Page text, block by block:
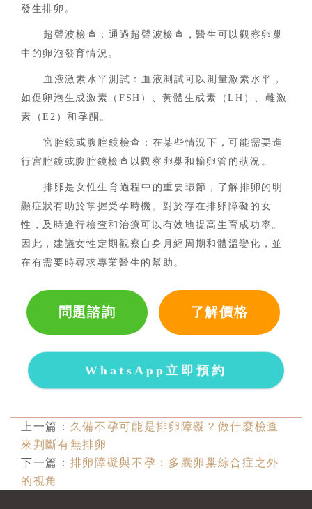
發生排卵。
超聲波檢查：通過超聲波檢查，醫生可以觀察卵巢
中的卵泡發育情況。
血液激素水平測試：血液測試可以測量激素水平，
如促卵泡生成激素（FSH）、黃體生成素（LH）、雌激
素（E2）和孕酮。
宮腔鏡或腹腔鏡檢查：在某些情況下，可能需要進
行宮腔鏡或腹腔鏡檢查以觀察卵巢和輸卵管的狀況。
排卵是女性生育過程中的重要環節，了解排卵的明
顯症狀有助於掌握受孕時機。對於存在排卵障礙的女
性，及時進行檢查和治療可以有效地提高生育成功率。
因此，建議女性定期觀察自身月經周期和體溫變化，並
在有需要時尋求專業醫生的幫助。
問題諮詢 了解價格
WhatsApp立即預約
上一篇： 久備不孕可能是排卵障礙？做什麼檢查
來判斷有無排卵
下一篇： 排卵障礙與不孕：多囊卵巢綜合症之外
的視角